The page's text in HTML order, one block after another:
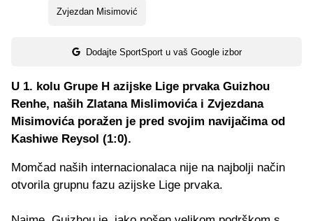
Zvjezdan Misimović
Dodajte SportSport u vaš Google izbor
U 1. kolu Grupe H azijske Lige prvaka Guizhou
Renhe, naših Zlatana Mislimovića i Zvjezdana
Misimovića poražen je pred svojim navijačima od
Kashiwe Reysol (1:0).
Momčad naših internacionalaca nije na najbolji način
otvorila grupnu fazu azijske Lige prvaka.